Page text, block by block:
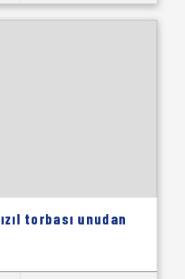
torbası unudan